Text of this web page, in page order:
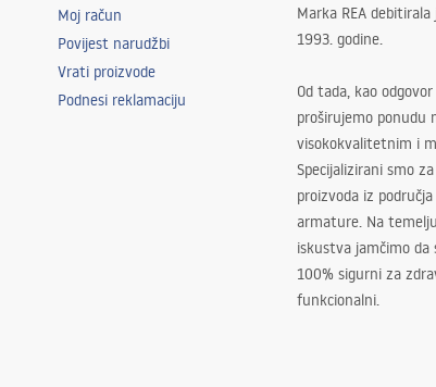
Moj račun
Povijest narudžbi
Vrati proizvode
Podnesi reklamaciju
Marka REA
1993. godine.
Od tada, kao
proširujemo ponudu
visokokvalitetnim i
Specijalizirani smo
proizvoda iz
armature. Na
iskustva jamčimo da
100% sigurni za
funkcionalni.